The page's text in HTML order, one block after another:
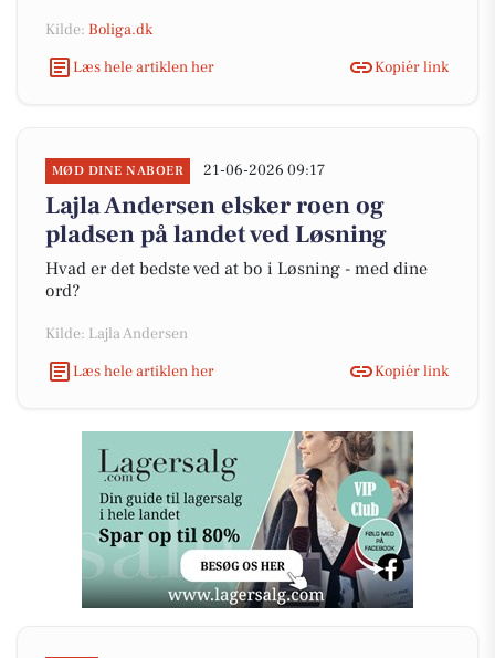
Kilde: Boliga.dk
Læs hele artiklen her
Kopiér link
MØD DINE NABOER 21-06-2026 09:17
Lajla Andersen elsker roen og
pladsen på landet ved Løsning
Hvad er det bedste ved at bo i Løsning - med dine
ord?
Kilde: Lajla Andersen
Læs hele artiklen her
Kopiér link